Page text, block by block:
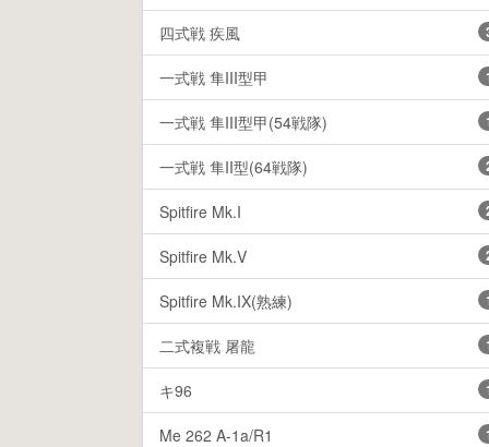
四式戦 疾風
一式戦 隼III型甲
一式戦 隼III型甲(54戦隊)
一式戦 隼II型(64戦隊)
Spitfire Mk.I
Spitfire Mk.V
Spitfire Mk.IX(熟練)
二式複戦 屠龍
キ96
Me 262 A-1a/R1